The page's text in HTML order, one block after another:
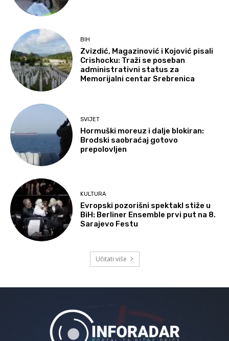
BIH
Zvizdić, Magazinović i Kojović pisali
Crishocku: Traži se poseban
administrativni status za
Memorijalni centar Srebrenica
SVIJET
Hormuški moreuz i dalje blokiran:
Brodski saobraćaj gotovo
prepolovljen
KULTURA
Evropski pozorišni spektakl stiže u
BiH: Berliner Ensemble prvi put na 8.
Sarajevo Festu
Učitati više